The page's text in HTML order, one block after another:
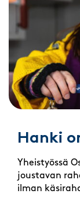
Hanki
Yheistyössä
joustavan
ilman